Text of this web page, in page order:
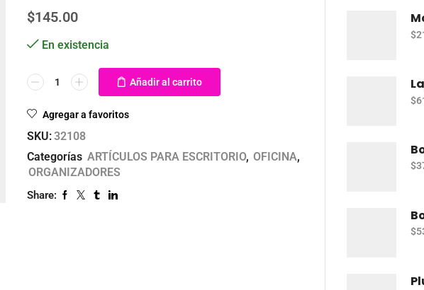
$145.00
En existencia
Añadir al carrito
Agregar a favoritos
SKU:32108
Categorías ARTÍCULOS PARA ESCRITORIO, OFICINA,
ORGANIZADORES
Share:
$
$
$
$